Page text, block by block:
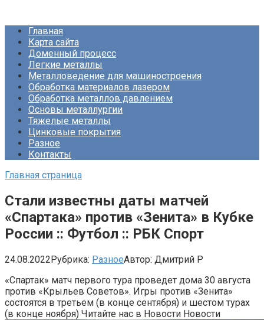
контентуГлавная
Карта сайта
Доменный процесс
Легкие металлы
Металловедение для машиностроения
Обработка материалов лазером
Обработка металлов давлением
Основы металлургии
Тяжелые металлы
Цинковые покрытия
Разное
Контакты
Главная страница
Стали известны даты матчей
«Спартака» против «Зенита» в Кубке
России :: Футбол :: РБК Спорт
24.08.2022Рубрика: РазноеАвтор: Дмитрий Р
«Спартак» матч первого тура проведет дома 30 августа
против «Крыльев Советов». Игры против «Зенита»
состоятся в третьем (в конце сентября) и шестом турах
(в конце ноября) Читайте нас в Новости Новости